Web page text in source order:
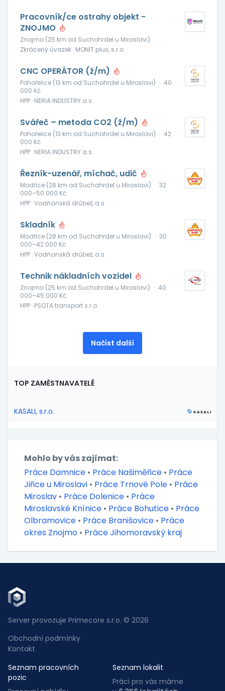
Pracovník/ce ostrahy objekt -
ZNOJMO
Znojmo (25 km od Suchohrdel u Miroslavi)
Zkrácený úvazek · MONIT plus, s.r.o.
CNC OPERÁTOR (ž/m)
Pohořelice (13 km od Suchohrdel u Miroslavi) · 40
000 Kč
HPP · NERIA INDUSTRY a.s.
Svářeč – metoda CO2 (ž/m)
Pohořelice (13 km od Suchohrdel u Miroslavi) · 42
000 Kč
HPP · NERIA INDUSTRY a.s.
Řezník-uzenář, míchač, udič
Modřice (28 km od Suchohrdel u Miroslavi) · 32
000–50 000 Kč
HPP · Vodňanská drůbež, a.s.
Skladník
Modřice (28 km od Suchohrdel u Miroslavi) · 30
000–42 000 Kč
HPP · Vodňanská drůbež, a.s.
Technik nákladních vozidel
Znojmo (25 km od Suchohrdel u Miroslavi) · 40
000–45 000 Kč
HPP · PSOTA transport s.r.o.
Načíst další
TOP ZAMĚSTNAVATELÉ
KASALI, s.r.o.
Mohlo by vás zajímat:
Práce Damnice • Práce Našiměřice • Práce
Jiřice u Miroslavi • Práce Trnové Pole • Práce
Miroslav • Práce Dolenice • Práce
Miroslavské Knínice • Práce Bohutice • Práce
Olbramovice • Práce Branišovice • Práce
okres Znojmo • Práce Jihomoravský kraj
Server provozuje Primecore s.r.o. © 2026
Obchodní podmínky
Kontakt
Seznam pracovních
pozic
Seznam lokalit
Práci pro vás máme